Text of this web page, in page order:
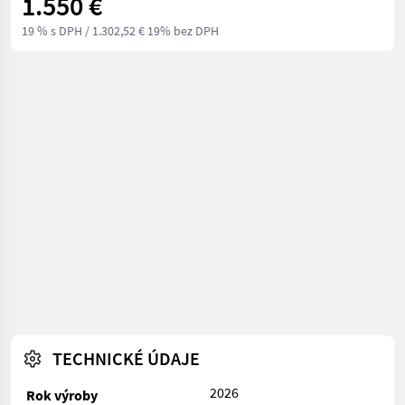
19 % s DPH / 1.302,52 € 19% bez DPH
TECHNICKÉ ÚDAJE
Rok výroby
2026